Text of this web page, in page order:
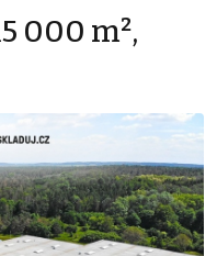
000 m²,